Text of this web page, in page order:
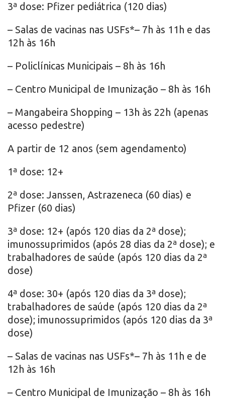
3ª dose: Pfizer pediátrica (120 dias)
– Salas de vacinas nas USFs*– 7h às 11h e das
12h às 16h
– Policlínicas Municipais – 8h às 16h
– Centro Municipal de Imunização – 8h às 16h
– Mangabeira Shopping – 13h às 22h (apenas
acesso pedestre)
A partir de 12 anos (sem agendamento)
1ª dose: 12+
2ª dose: Janssen, Astrazeneca (60 dias) e
Pfizer (60 dias)
3ª dose: 12+ (após 120 dias da 2ª dose);
imunossuprimidos (após 28 dias da 2ª dose); e
trabalhadores de saúde (após 120 dias da 2ª
dose)
4ª dose: 30+ (após 120 dias da 3ª dose);
trabalhadores de saúde (após 120 dias da 2ª
dose); imunossuprimidos (após 120 dias da 3ª
dose)
– Salas de vacinas nas USFs*– 7h às 11h e de
12h às 16h
– Centro Municipal de Imunização – 8h às 16h